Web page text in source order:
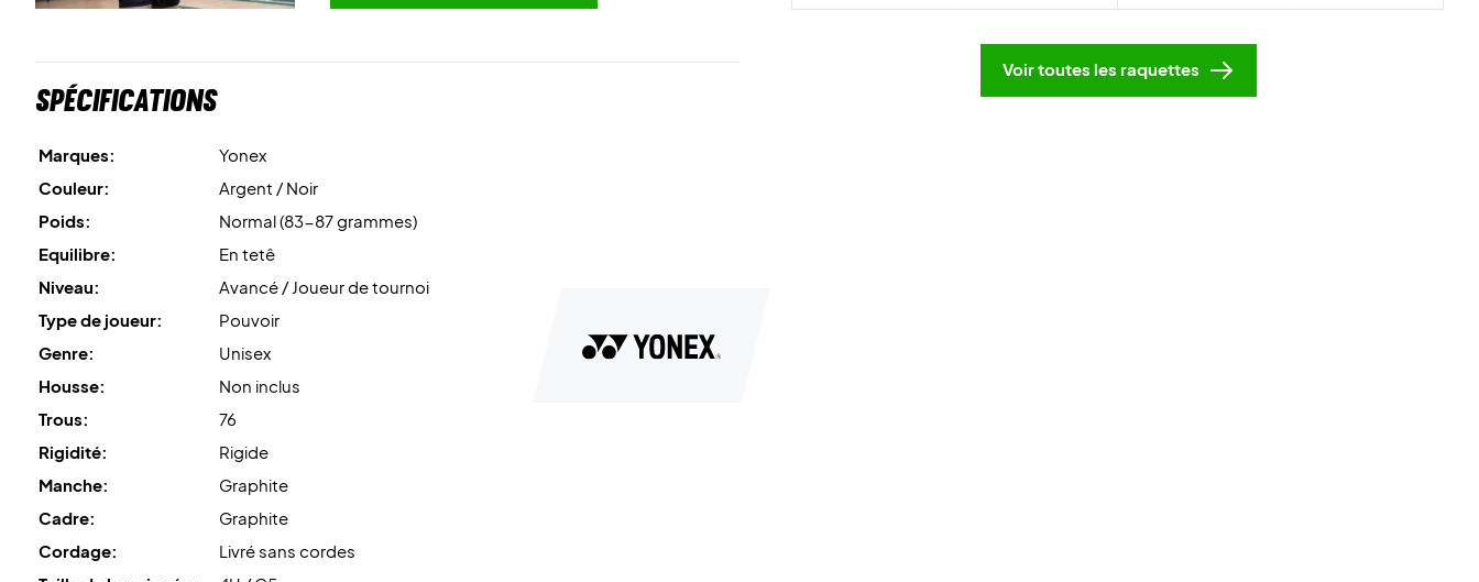
Spécifications
Marques:
Yonex
Couleur:
Argent / Noir
Poids:
Normal (83-87 grammes)
Equilibre:
En tetê
Niveau:
Avancé / Joueur de tournoi
Type de joueur:
Pouvoir
Genre:
Unisex
Housse:
Non inclus
Trous:
76
Rigidité:
Rigide
Manche:
Graphite
Cadre:
Graphite
Cordage:
Livré sans cordes
Voir toutes les raquettes